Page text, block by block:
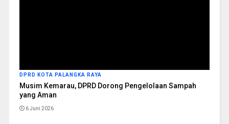
DPRD KOTA PALANGKA RAYA
Musim Kemarau, DPRD Dorong Pengelolaan Sampah
yang Aman
6 Juni 2026